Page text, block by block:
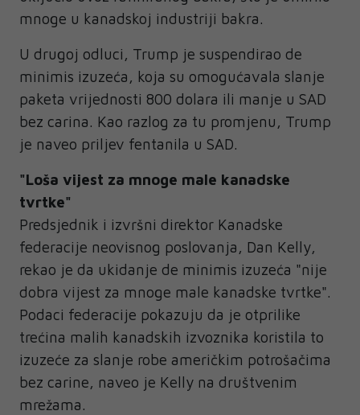
mnoge u kanadskoj industriji bakra.
U drugoj odluci, Trump je suspendirao de
minimis izuzeća, koja su omogućavala slanje
paketa vrijednosti 800 dolara ili manje u SAD
bez carina. Kao razlog za tu promjenu, Trump
je naveo priljev fentanila u SAD.
"Loša vijest za mnoge male kanadske
tvrtke"
Predsjednik i izvršni direktor Kanadske
federacije neovisnog poslovanja, Dan Kelly,
rekao je da ukidanje de minimis izuzeća "nije
dobra vijest za mnoge male kanadske tvrtke".
Podaci federacije pokazuju da je otprilike
trećina malih kanadskih izvoznika koristila to
izuzeće za slanje robe američkim potrošačima
bez carine, naveo je Kelly na društvenim
mrežama.